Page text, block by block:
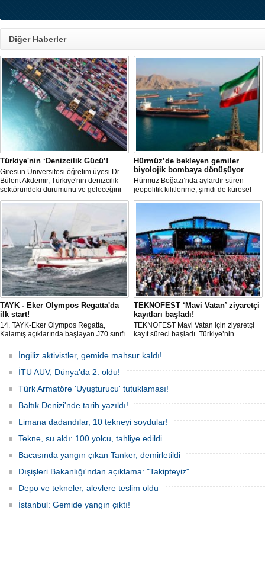
Diğer Haberler
Türkiye'nin ‘Denizcilik Gücü’!
Giresun Üniversitesi öğretim üyesi Dr.
Bülent Akdemir, Türkiye'nin denizcilik
sektöründeki durumunu ve geleceğini
değerlendirdi.
Hürmüz’de bekleyen gemiler
biyolojik bombaya dönüşüyor
Hürmüz Boğazı’nda aylardır süren
jeopolitik kilitlenme, şimdi de küresel
ölçekte bir çevre felaketinin kapısını
hareketsiz bekleyen binden fazla gemi,
istilacı deniz canlıları için devasa bir
üreme merkezine dönüşmüş durumda.
TAYK - Eker Olympos Regatta'da
ilk start!
14. TAYK-Eker Olympos Regatta,
Kalamış açıklarında başlayan J70 sınıfı
gün boyunca yelken coşkusuyla
buluşturacak organizasyonun ilk
gününde 9 tekne rüzgârla buluştu.
TEKNOFEST ‘Mavi Vatan’ ziyaretçi
kayıtları başladı!
TEKNOFEST Mavi Vatan için ziyaretçi
kayıt süreci başladı. Türkiye’nin
odaklanan etkinliği, 20-23 Ağustos
tarihleri arasında Gölcük Tersanesi
Komutanlığı’nda gerçekleştirilecek.
İngiliz aktivistler, gemide mahsur kaldı!
İTU AUV, Dünya’da 2. oldu!
Türk Armatöre 'Uyuşturucu' tutuklaması!
Baltık Denizi'nde tarih yazıldı!
Limana dadandılar, 10 tekneyi soydular!
Tekne, su aldı: 100 yolcu, tahliye edildi
Bacasında yangın çıkan Tanker, demirletildi
Dışişleri Bakanlığı'ndan açıklama: "Takipteyiz"
Depo ve tekneler, alevlere teslim oldu
İstanbul: Gemide yangın çıktı!